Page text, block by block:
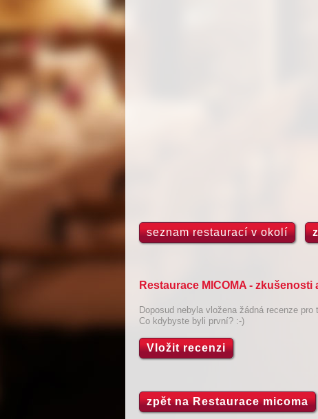
seznam restaurací v okolí
Restaurace MICOMA -
Doposud nebyla vložena žádná recenze pro
Co kdybyste byli první? :-)
Vložit recenzi
zpět na Restaurace micoma